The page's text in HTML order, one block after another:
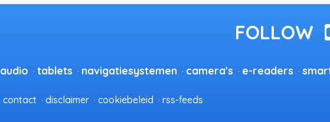
audio tablets navigatiesystemen camera's e-readers
contact disclaimer cookiebeleid rss-feeds